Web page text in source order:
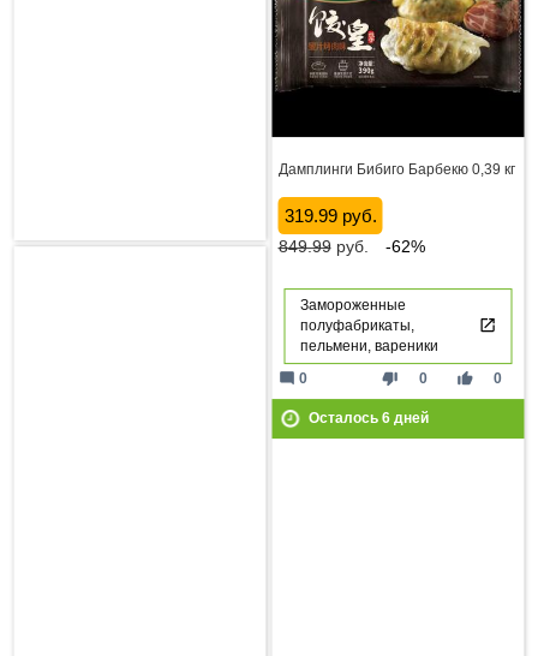
Дамплинги Бибиго Барбекю 0,39 кг
319.99 руб.
849.99руб. -62%
Замороженные
полуфабрикаты,
пельмени, вареники
thumb_down 0 thumb_up 0
mode_comment 0
Осталось 6дней